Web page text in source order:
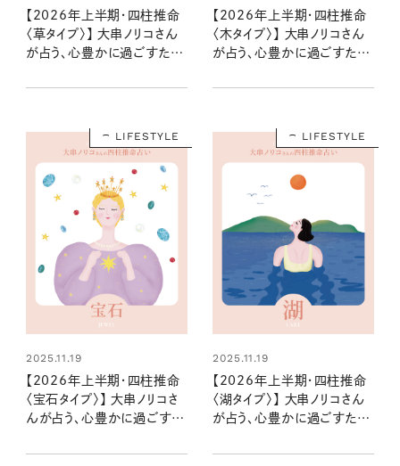
【2026年上半期・四柱推命
〈草タイプ〉】 大串ノリコさん
が占う、心豊かに過ごすため
【2026年上半期・四柱推命
〈木タイプ〉】 大串ノリコさん
が占う、心豊かに過ごすため
LIFESTYLE
2025.11.19
【2026年上半期・四柱推命
〈宝石タイプ〉】 大串ノリコさ
んが占う、心豊かに過ごすた
LIFESTYLE
2025.11.19
【2026年上半期・四柱推命
〈湖タイプ〉】 大串ノリコさん
が占う、心豊かに過ごすため